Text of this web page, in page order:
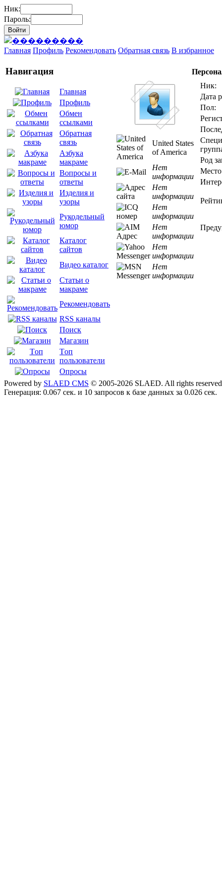
Ник:
Пароль:
Главная Профиль Рекомендовать Обратная связь В избранное
Навигация
Главная
Профиль
Обмен
ссылками
Обратная
связь
Азбука
макраме
Вопросы и
ответы
Изделия и
узоры
Рукодельный
юмор
Каталог
сайтов
Видео каталог
Статьи о
макраме
Рекомендовать
RSS каналы
Поиск
Магазин
Tоп
пользователи
Опросы
Ник:
Дата
Пол:
Род
Место
United States
of America
Нет
информации
Нет
информации
Нет
информации
Нет
информации
Нет
информации
Нет
информации
Powered by SLAED CMS © 2005-2026 SLAED. All rights
Генерация: 0.067 сек. и 10 запросов к базе данных за 0.026 сек.